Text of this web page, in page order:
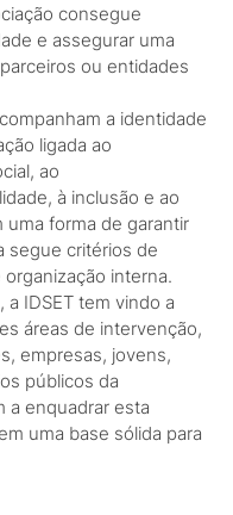
consegue
e assegurar uma
ou entidades
a identidade
ligada ao
ao
à inclusão e ao
uma forma de garantir
segue critérios de
interna.
IDSET tem vindo a
áreas de intervenção,
empresas, jovens,
públicos da
a enquadrar esta
uma base sólida para